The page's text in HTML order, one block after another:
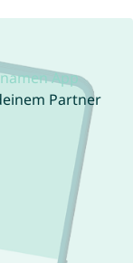
App
Partner